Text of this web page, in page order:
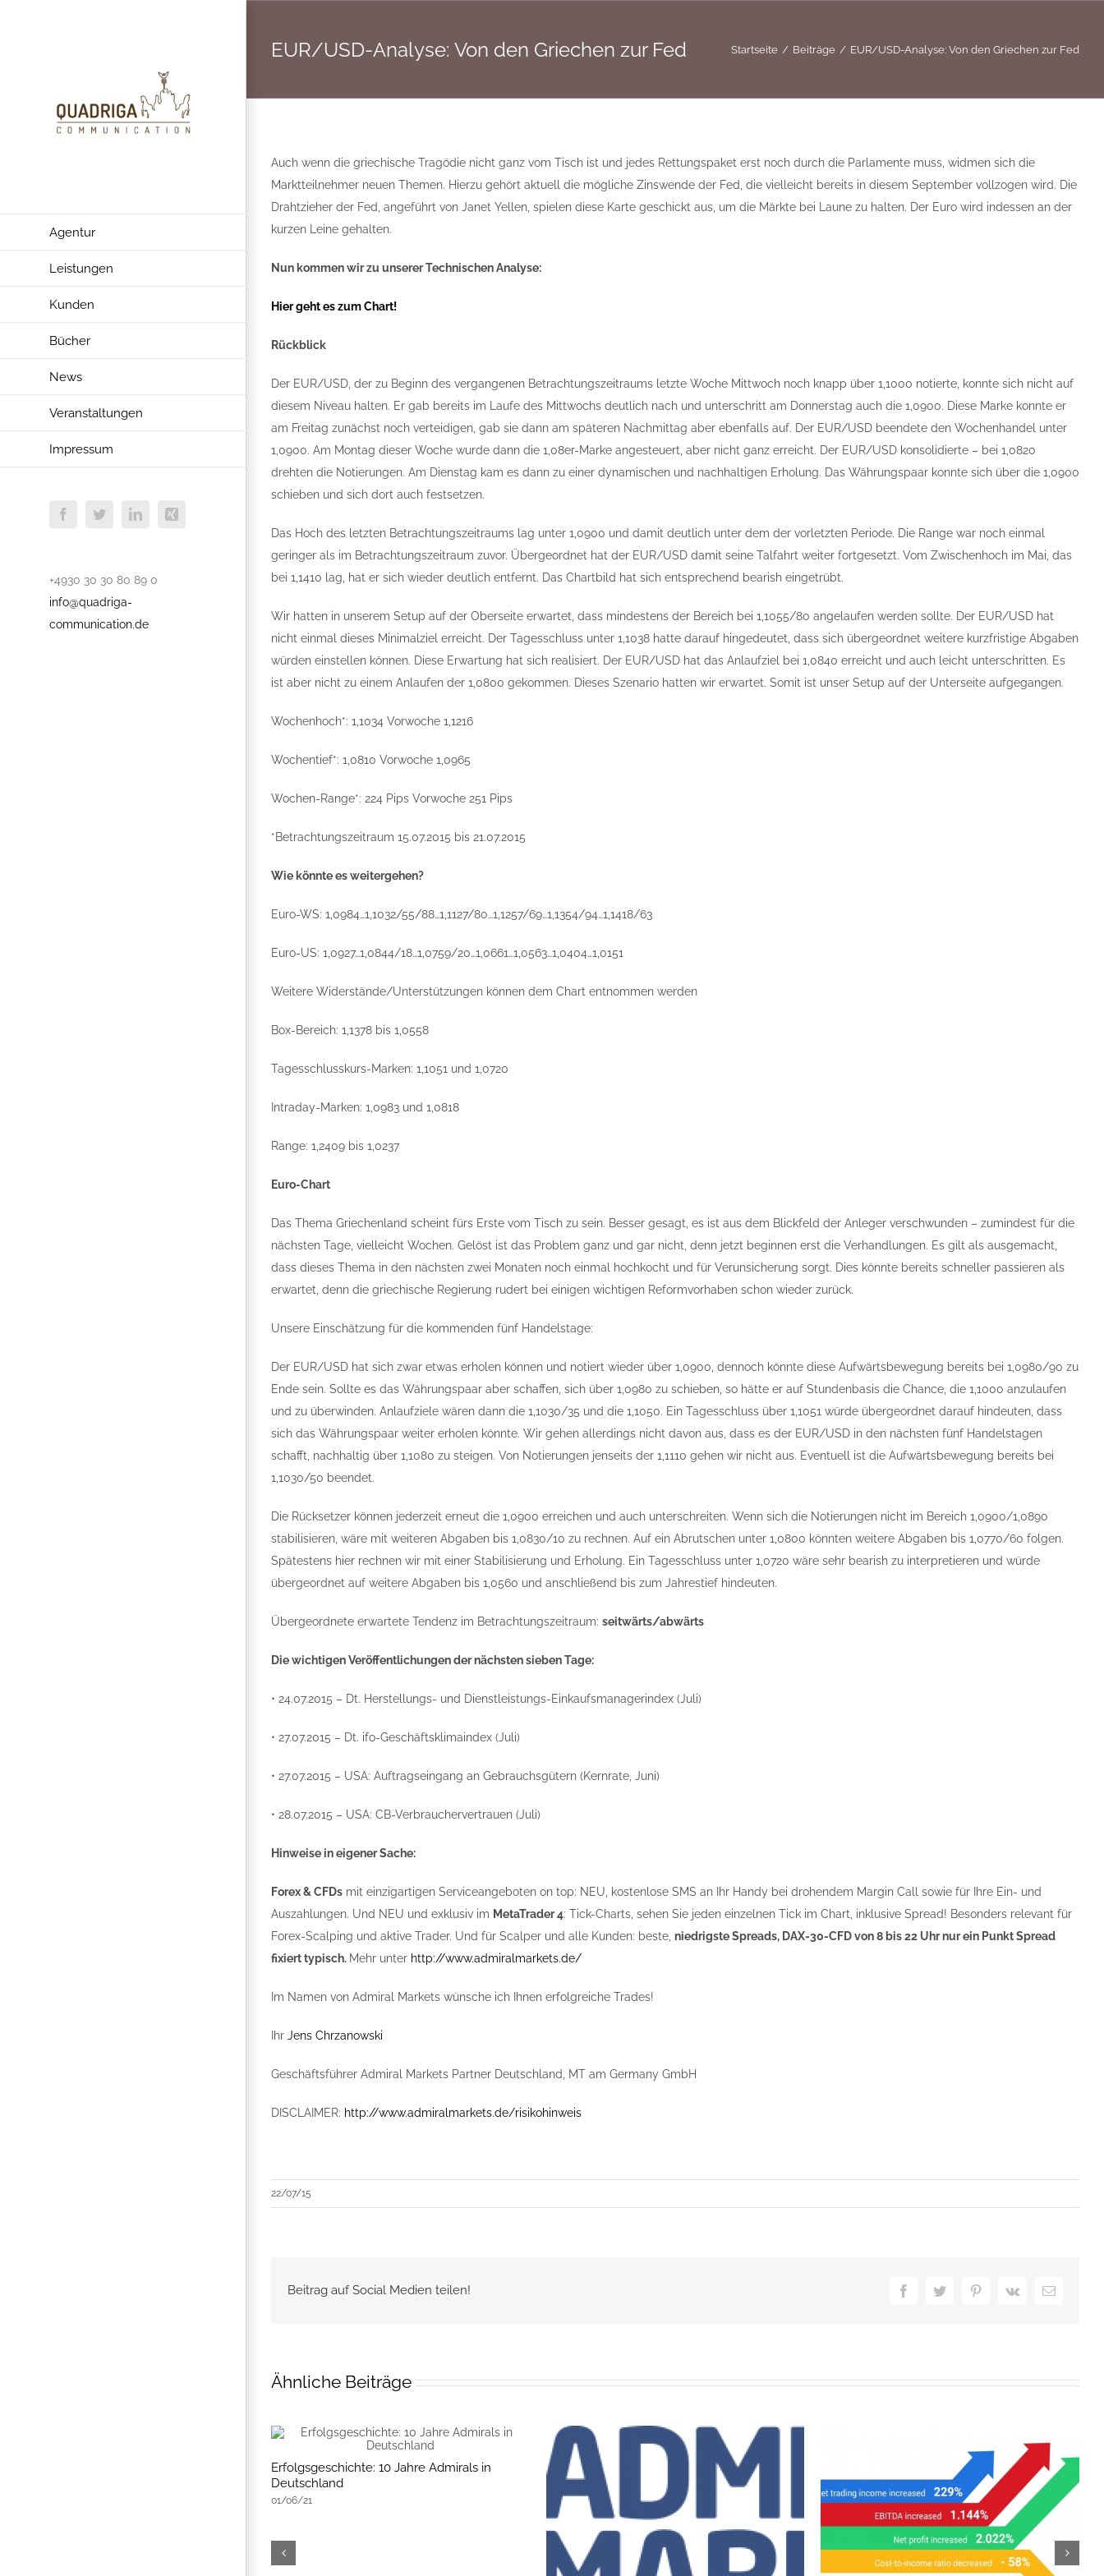
Agentur
Leistungen
Kunden
Bücher
News
Veranstaltungen
Impressum
FacebookTwitterLinkedInXing
+4930 30 30 80 89 0
info@quadriga-
communication.de
EUR/USD-Analyse: Von den Griechen zur Fed Startseite Beiträge EUR/USD-Analyse: Von den Griechen zur Fed
Auch wenn die griechische Tragödie nicht ganz vom Tisch ist und jedes Rettungspaket erst noch durch die Parlamente muss, widmen sich die
Marktteilnehmer neuen Themen. Hierzu gehört aktuell die mögliche Zinswende der Fed, die vielleicht bereits in diesem September vollzogen wird. Die
Drahtzieher der Fed, angeführt von Janet Yellen, spielen diese Karte geschickt aus, um die Märkte bei Laune zu halten. Der Euro wird indessen an der
kurzen Leine gehalten.
Nun kommen wir zu unserer Technischen Analyse:
Hier geht es zum Chart!
Rückblick
Der EUR/USD, der zu Beginn des vergangenen Betrachtungszeitraums letzte Woche Mittwoch noch knapp über 1,1000 notierte, konnte sich nicht auf
diesem Niveau halten. Er gab bereits im Laufe des Mittwochs deutlich nach und unterschritt am Donnerstag auch die 1,0900. Diese Marke konnte er
am Freitag zunächst noch verteidigen, gab sie dann am späteren Nachmittag aber ebenfalls auf. Der EUR/USD beendete den Wochenhandel unter
1,0900. Am Montag dieser Woche wurde dann die 1,08er-Marke angesteuert, aber nicht ganz erreicht. Der EUR/USD konsolidierte – bei 1,0820
drehten die Notierungen. Am Dienstag kam es dann zu einer dynamischen und nachhaltigen Erholung. Das Währungspaar konnte sich über die 1,0900
schieben und sich dort auch festsetzen.
Das Hoch des letzten Betrachtungszeitraums lag unter 1,0900 und damit deutlich unter dem der vorletzten Periode. Die Range war noch einmal
geringer als im Betrachtungszeitraum zuvor. Übergeordnet hat der EUR/USD damit seine Talfahrt weiter fortgesetzt. Vom Zwischenhoch im Mai, das
bei 1,1410 lag, hat er sich wieder deutlich entfernt. Das Chartbild hat sich entsprechend bearish eingetrübt.
Wir hatten in unserem Setup auf der Oberseite erwartet, dass mindestens der Bereich bei 1,1055/80 angelaufen werden sollte. Der EUR/USD hat
nicht einmal dieses Minimalziel erreicht. Der Tagesschluss unter 1,1038 hatte darauf hingedeutet, dass sich übergeordnet weitere kurzfristige Abgaben
würden einstellen können. Diese Erwartung hat sich realisiert. Der EUR/USD hat das Anlaufziel bei 1,0840 erreicht und auch leicht unterschritten. Es
ist aber nicht zu einem Anlaufen der 1,0800 gekommen. Dieses Szenario hatten wir erwartet. Somit ist unser Setup auf der Unterseite aufgegangen.
Wochenhoch*: 1,1034 Vorwoche 1,1216
Wochentief*: 1,0810 Vorwoche 1,0965
Wochen-Range*: 224 Pips Vorwoche 251 Pips
*Betrachtungszeitraum 15.07.2015 bis 21.07.2015
Wie könnte es weitergehen?
Euro-WS: 1,0984…1,1032/55/88…1,1127/80…1,1257/69…1,1354/94…1,1418/63
Euro-US: 1,0927…1,0844/18…1,0759/20…1,0661…1,0563…1,0404…1,0151
Weitere Widerstände/Unterstützungen können dem Chart entnommen werden
Box-Bereich: 1,1378 bis 1,0558
Tagesschlusskurs-Marken: 1,1051 und 1,0720
Intraday-Marken: 1,0983 und 1,0818
Range: 1,2409 bis 1,0237
Euro-Chart
Das Thema Griechenland scheint fürs Erste vom Tisch zu sein. Besser gesagt, es ist aus dem Blickfeld der Anleger verschwunden – zumindest für die
nächsten Tage, vielleicht Wochen. Gelöst ist das Problem ganz und gar nicht, denn jetzt beginnen erst die Verhandlungen. Es gilt als ausgemacht,
dass dieses Thema in den nächsten zwei Monaten noch einmal hochkocht und für Verunsicherung sorgt. Dies könnte bereits schneller passieren als
erwartet, denn die griechische Regierung rudert bei einigen wichtigen Reformvorhaben schon wieder zurück.
Unsere Einschätzung für die kommenden fünf Handelstage:
Der EUR/USD hat sich zwar etwas erholen können und notiert wieder über 1,0900, dennoch könnte diese Aufwärtsbewegung bereits bei 1,0980/90 zu
Ende sein. Sollte es das Währungspaar aber schaffen, sich über 1,0980 zu schieben, so hätte er auf Stundenbasis die Chance, die 1,1000 anzulaufen
und zu überwinden. Anlaufziele wären dann die 1,1030/35 und die 1,1050. Ein Tagesschluss über 1,1051 würde übergeordnet darauf hindeuten, dass
sich das Währungspaar weiter erholen könnte. Wir gehen allerdings nicht davon aus, dass es der EUR/USD in den nächsten fünf Handelstagen
schafft, nachhaltig über 1,1080 zu steigen. Von Notierungen jenseits der 1,1110 gehen wir nicht aus. Eventuell ist die Aufwärtsbewegung bereits bei
1,1030/50 beendet.
Die Rücksetzer können jederzeit erneut die 1,0900 erreichen und auch unterschreiten. Wenn sich die Notierungen nicht im Bereich 1,0900/1,0890
stabilisieren, wäre mit weiteren Abgaben bis 1,0830/10 zu rechnen. Auf ein Abrutschen unter 1,0800 könnten weitere Abgaben bis 1,0770/60 folgen.
Spätestens hier rechnen wir mit einer Stabilisierung und Erholung. Ein Tagesschluss unter 1,0720 wäre sehr bearish zu interpretieren und würde
übergeordnet auf weitere Abgaben bis 1,0560 und anschließend bis zum Jahrestief hindeuten.
Übergeordnete erwartete Tendenz im Betrachtungszeitraum: seitwärts/abwärts
Die wichtigen Veröffentlichungen der nächsten sieben Tage:
• 24.07.2015 – Dt. Herstellungs- und Dienstleistungs-Einkaufsmanagerindex (Juli)
• 27.07.2015 – Dt. ifo-Geschäftsklimaindex (Juli)
• 27.07.2015 – USA: Auftragseingang an Gebrauchsgütern (Kernrate, Juni)
• 28.07.2015 – USA: CB-Verbrauchervertrauen (Juli)
Hinweise in eigener Sache:
Forex & CFDs mit einzigartigen Serviceangeboten on top: NEU, kostenlose SMS an Ihr Handy bei drohendem Margin Call sowie für Ihre Ein- und
Auszahlungen. Und NEU und exklusiv im MetaTrader 4: Tick-Charts, sehen Sie jeden einzelnen Tick im Chart, inklusive Spread! Besonders relevant für
Forex-Scalping und aktive Trader. Und für Scalper und alle Kunden: beste, niedrigste Spreads, DAX-30-CFD von 8 bis 22 Uhr nur ein Punkt Spread
fixiert typisch. Mehr unter http://www.admiralmarkets.de/
Im Namen von Admiral Markets wünsche ich Ihnen erfolgreiche Trades!
Ihr Jens Chrzanowski
Geschäftsführer Admiral Markets Partner Deutschland, MT am Germany GmbH
DISCLAIMER: http://www.admiralmarkets.de/risikohinweis
22/07/15
Beitrag auf Social Medien teilen! FacebookTwitterPinterest
Vk
E-
Ähnliche Beiträge
Erfolgsgeschichte: 10 Jahre Admirals in
Deutschland
01/06/21